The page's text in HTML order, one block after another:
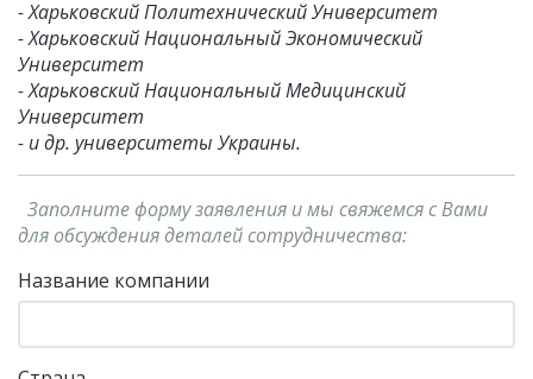
- Харьковский Политехнический Университет
- Харьковский Национальный Экономический
Университет
- Харьковский Национальный Медицинский
Университет
- и др. университеты Украины.
Заполните форму заявления и мы свяжемся с Вами
для обсуждения деталей сотрудничества:
Название компании